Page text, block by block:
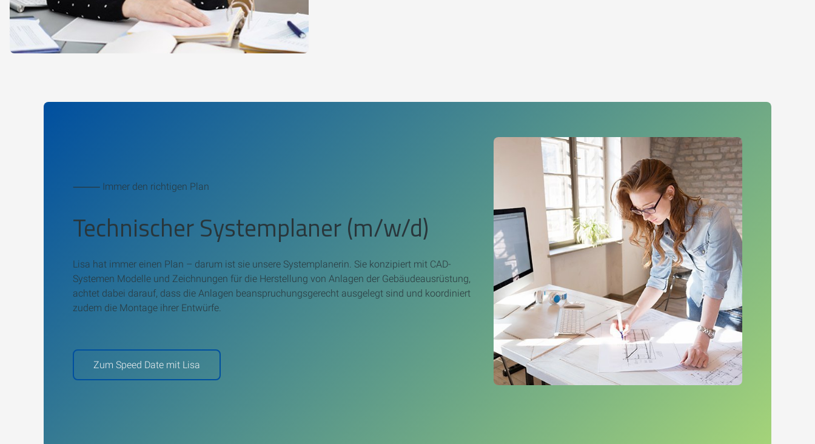
⸻ Immer den richtigen Plan
Technischer Systemplaner (m/w/d)
Lisa hat immer einen Plan – darum ist sie unsere Systemplanerin. Sie konzipiert mit CAD-
Systemen Modelle und Zeichnungen für die Herstellung von Anlagen der Gebäudeausrüstung,
achtet dabei darauf, dass die Anlagen beanspruchungsgerecht ausgelegt sind und koordiniert
zudem die Montage ihrer Entwürfe.
Zum Speed Date mit Lisa